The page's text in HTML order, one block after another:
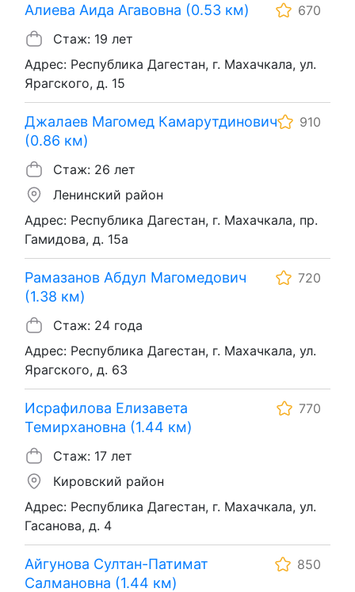
Алиева Аида Агавовна (0.53 км)
670
Стаж: 19 лет
Адрес: Республика Дагестан, г. Махачкала, ул.
Ярагского, д. 15
Джалаев Магомед Камарутдинович
(0.86 км)
910
Стаж: 26 лет
Ленинский район
Адрес: Республика Дагестан, г. Махачкала, пр.
Гамидова, д. 15а
Рамазанов Абдул Магомедович
(1.38 км)
720
Стаж: 24 года
Адрес: Республика Дагестан, г. Махачкала, ул.
Ярагского, д. 63
Исрафилова Елизавета
Темирхановна (1.44 км)
770
Стаж: 17 лет
Кировский район
Адрес: Республика Дагестан, г. Махачкала, ул.
Гасанова, д. 4
Айгунова Султан-Патимат
Салмановна (1.44 км)
850